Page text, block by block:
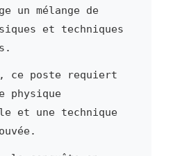
un mélange de
et techniques
ce poste requiert
physique
et une technique